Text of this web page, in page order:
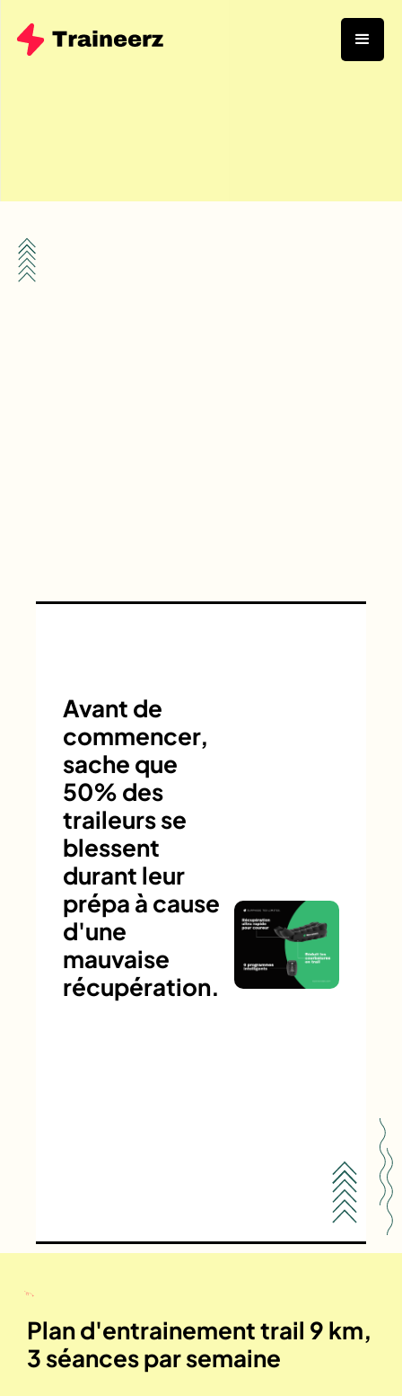
Avant de
commencer,
sache que
50% des
traileurs se
blessent
durant leur
prépa à cause
d'une
mauvaise
récupération.
Plan d'entrainement trail 9 km,
3 séances par semaine